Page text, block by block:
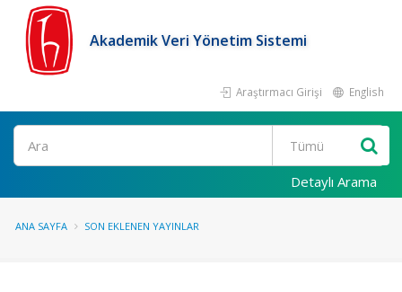
Akademik Veri Yönetim Sistemi
Araştırmacı Girişi English
Ara
Detaylı Arama
ANA SAYFA SON EKLENEN YAYINLAR